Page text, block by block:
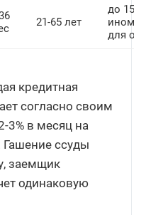
21-65 лет
до 15
ином.,
для
кредитная
согласно своим
3% в месяц на
ссуды
заемщик
одинаковую